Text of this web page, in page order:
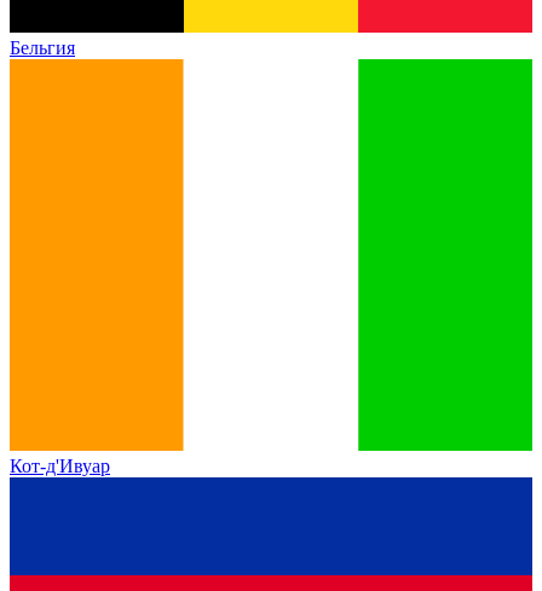
Бельгия
Кот-д'Ивуар